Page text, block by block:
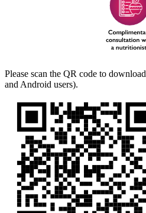
Please scan the QR code to
and Android users).